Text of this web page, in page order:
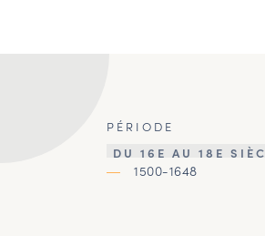
PÉRIODE
DU 16E AU 18E
1500-1648